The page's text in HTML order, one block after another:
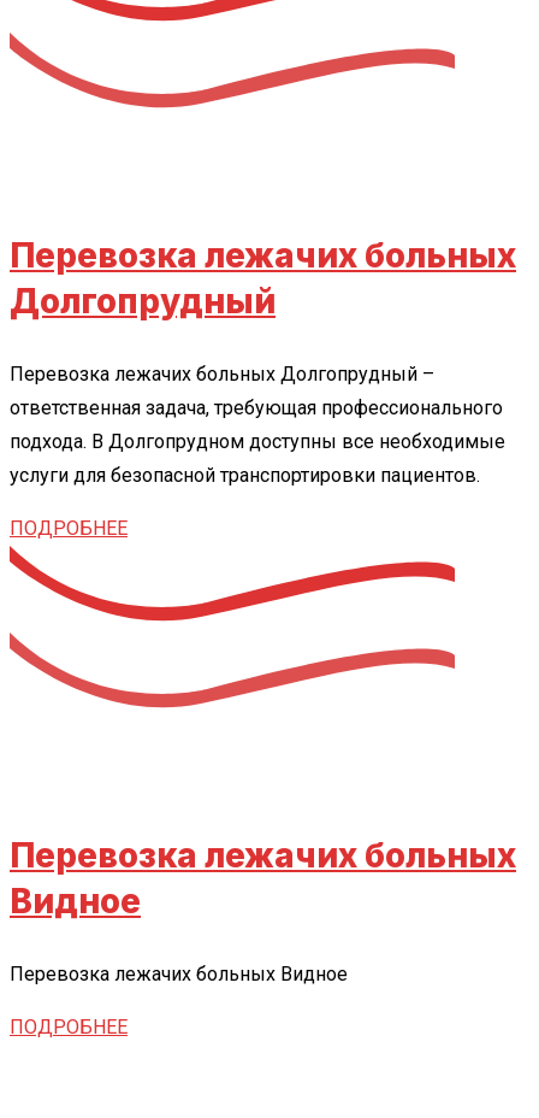
Перевозка лежачих больных
Долгопрудный
Перевозка лежачих больных Долгопрудный –
ответственная задача, требующая профессионального
подхода. В Долгопрудном доступны все необходимые
услуги для безопасной транспортировки пациентов.
ПОДРОБНЕЕ
Перевозка лежачих больных
Видное
Перевозка лежачих больных Видное
ПОДРОБНЕЕ